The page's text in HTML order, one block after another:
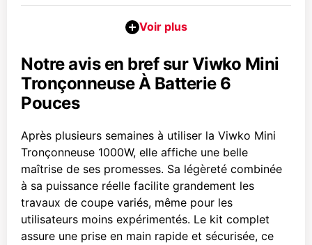
Notre avis en bref sur Viwko Mini
Tronçonneuse À Batterie 6
Pouces
Après plusieurs semaines à utiliser la Viwko Mini
Tronçonneuse 1000W, elle affiche une belle
maîtrise de ses promesses. Sa légèreté combinée
à sa puissance réelle facilite grandement les
travaux de coupe variés, même pour les
utilisateurs moins expérimentés. Le kit complet
assure une prise en main rapide et sécurisée, ce